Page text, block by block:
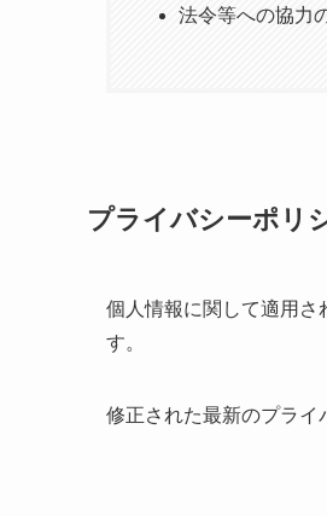
法令等への協力
プライバシーポリ
個人情報に関して適用さ
す。
修正された最新のプライ